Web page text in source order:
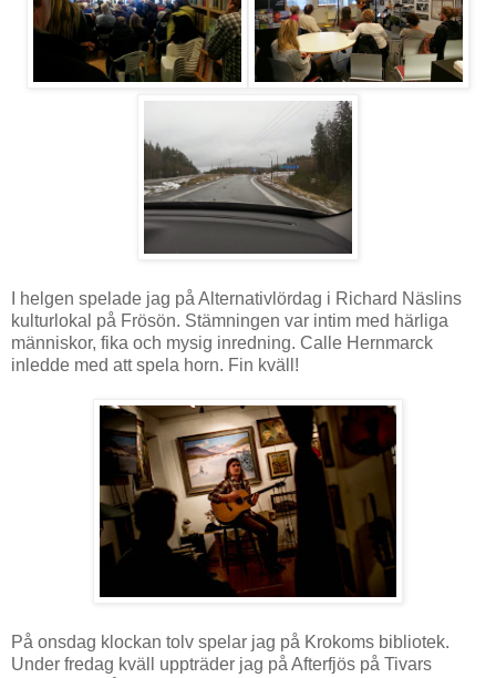
I helgen spelade jag på Alternativlördag i Richard Näslins
kulturlokal på Frösön. Stämningen var intim med härliga
människor, fika och mysig inredning. Calle Hernmarck
inledde med att spela horn. Fin kväll!
På onsdag klockan tolv spelar jag på Krokoms bibliotek.
Under fredag kväll uppträder jag på Afterfjös på Tivars